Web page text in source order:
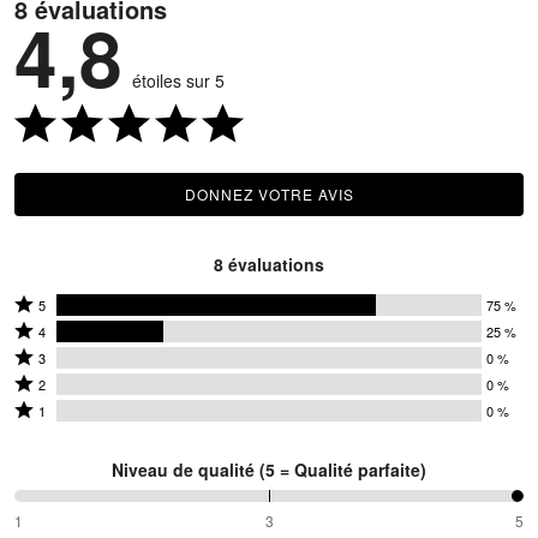
8 évaluations
4,8 étoiles sur 5
DONNEZ VOTRE AVIS
8 évaluations
Coté
5
étoiles
par
75 %
5 75 %
Coté
4
étoiles
par
évaluateurs
4 25 %
Coté
3
étoiles
des
évaluateurs
3 0 %
Coté
2
0 %
des
2 0 %
Coté
0 % des
évaluateurs
1 0 %
Niveau de qualité (5 = Qualité parfaite)
100 %
1 3 5